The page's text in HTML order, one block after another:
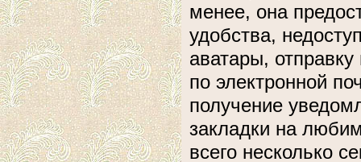
менее, она
удобства,
аватары,
по электронной
получение
закладки на
всего несколько